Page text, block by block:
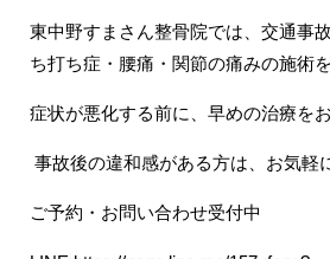
東中野すまさん整骨院では、交通事
ち打ち症・腰痛・関節の痛みの施術
症状が悪化する前に、早めの治療を
事故後の違和感がある方は、お気軽
ご予約・お問い合わせ受付中